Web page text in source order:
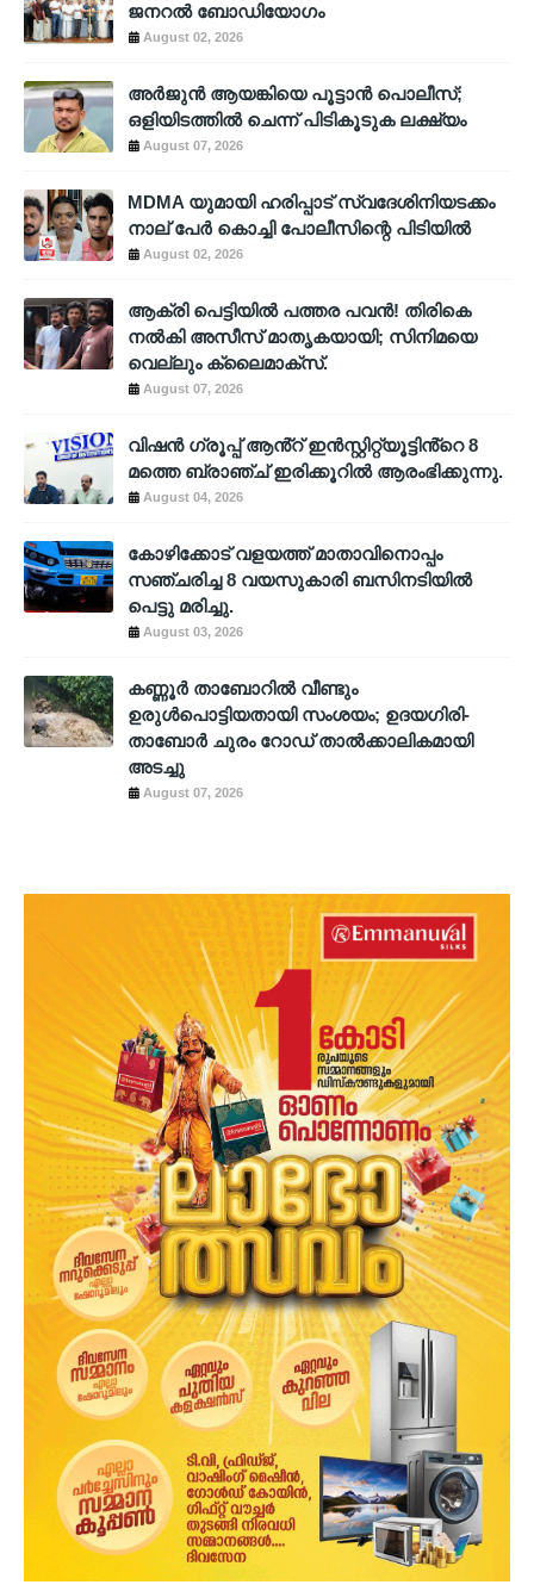
ജനറൽ ബോഡിയോഗം
August 02, 2026
അര്‍ജുന്‍ ആയങ്കിയെ പൂട്ടാന്‍ പൊലീസ്;
ഒളിയിടത്തില്‍ ചെന്ന് പിടികൂടുക ലക്ഷ്യം
August 07, 2026
MDMA യുമായി ഹരിപ്പാട് സ്വദേശിനിയടക്കം
നാല് പേർ കൊച്ചി പോലീസിന്റെ പിടിയിൽ
August 02, 2026
ആക്രി പെട്ടിയിൽ പത്തര പവൻ! തിരികെ
നൽകി അസീസ് മാതൃകയായി; സിനിമയെ
വെല്ലും ക്ലൈമാക്സ്.
August 07, 2026
വിഷൻ ഗ്രൂപ്പ് ആൻ്റ് ഇൻസ്റ്റിറ്റ്യൂട്ടിൻ്റെ 8
മത്തെ ബ്രാഞ്ച് ഇരിക്കൂറിൽ ആരംഭിക്കുന്നു.
August 04, 2026
കോഴിക്കോട് വളയത്ത് മാതാവിനൊപ്പം
സഞ്ചരിച്ച 8 വയസുകാരി ബസിനടിയിൽ
പെട്ടു മരിച്ചു.
August 03, 2026
കണ്ണൂർ താബോറിൽ വീണ്ടും
ഉരുൾപൊട്ടിയതായി സംശയം; ഉദയഗിരി-
താബോർ ചുരം റോഡ് താൽക്കാലികമായി
അടച്ചു
August 07, 2026